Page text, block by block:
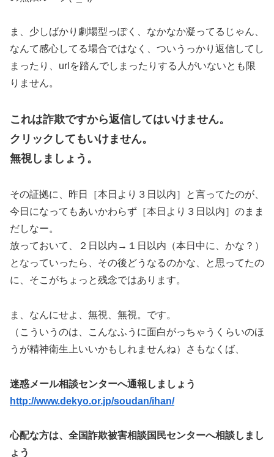
ま、少しばかり劇場型っぽく、なかなか凝ってるじゃん、
なんて感心してる場合ではなく、ついうっかり返信してし
まったり、urlを踏んでしまったりする人がいないとも限
りません。
これは詐欺ですから返信してはいけません。
クリックしてもいけません。
無視しましょう。
その証拠に、昨日［本日より３日以内］と言ってたのが、
今日になってもあいかわらず［本日より３日以内］のまま
だしなー。
放っておいて、２日以内→１日以内（本日中に、かな？）
となっていったら、その後どうなるのかな、と思ってたの
に、そこがちょっと残念ではあります。
ま、なんにせよ、無視、無視。です。
（こういうのは、こんなふうに面白がっちゃうくらいのほ
うが精神衛生上いいかもしれませんね）さもなくば、
迷惑メール相談センターへ通報しましょう
http://www.dekyo.or.jp/soudan/ihan/
心配な方は、全国詐欺被害相談国民センターへ相談しまし
ょう